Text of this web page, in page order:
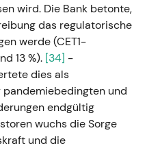
wird. Die Bank betonte,
das regulatorische
werde (CET1-
13 %). [34] -
dies als
pandemiebedingten und
endgültig
wuchs die Sorge
und die